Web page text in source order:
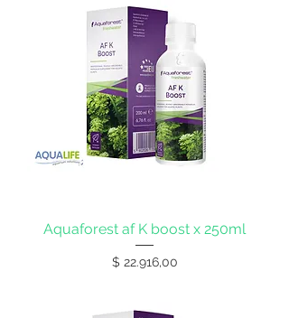
Aquaforest af K boost x 250ml
Precio
$ 22.916,00